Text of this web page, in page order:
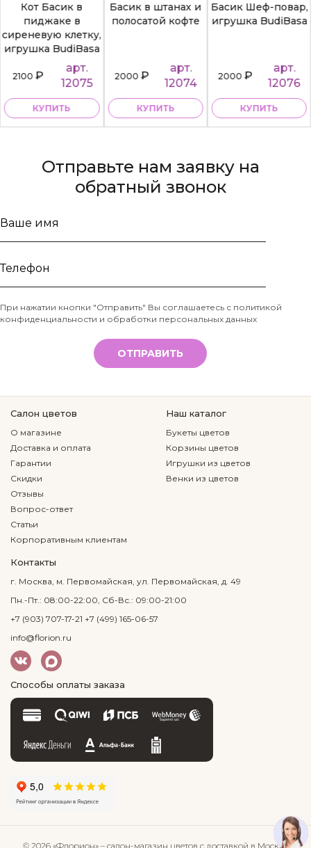
Кот Басик в
пиджаке в
сиреневую клетку,
игрушка BudiBasa
2100₽
арт.
12075
КУПИТЬ
Басик в штанах и
полосатой кофте
2000₽
арт.
12074
КУПИТЬ
Басик Шеф-повар,
игрушка BudiBasa
2000₽
арт.
12076
КУПИТЬ
Отправьте нам заявку на
обратный звонок
Ваше
Телефон
*
При нажатии кнопки "Отправить" Вы соглашаетесь с политикой
конфиденциальности и обработки персональных данных
ОТПРАВИТЬ
Салон цветов
О магазине
Доставка и оплата
Гарантии
Скидки
Отзывы
Вопрос-ответ
Статьи
Корпоративным клиентам
Наш каталог
Букеты цветов
Корзины цветов
Игрушки из цветов
Венки из цветов
Контакты
г. Москва, м. Первомайская, ул. Первомайская, д. 49
Пн.-Пт.: 08:00-22:00, Сб-Вс.: 09:00-21:00
+7 (903) 707-17-21 +7 (499) 165-06-57
info@florion.ru
Способы оплаты заказа
© 2026 «Флорион» – салон-магазин цветов с доставкой в Москве